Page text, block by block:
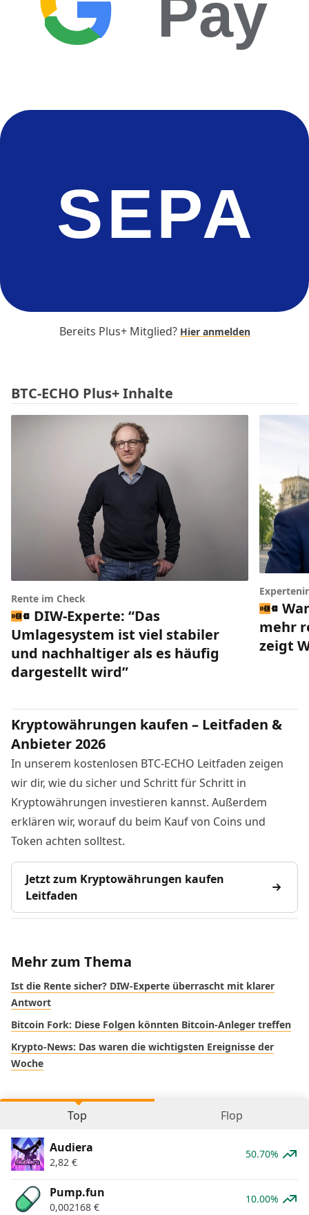
Pay
SEPA
Bereits Plus+ Mitglied? Hier anmelden
BTC-ECHO Plus+ Inhalte
Rente im Check
DIW-Experte: “Das
Umlagesystem ist viel stabiler
und nachhaltiger als es häufig
dargestellt wird”
mehr
zeigt
Kryptowährungen kaufen – Leitfaden &
Anbieter 2026
In unserem kostenlosen BTC-ECHO Leitfaden zeigen
wir dir, wie du sicher und Schritt für Schritt in
Kryptowährungen investieren kannst. Außerdem
erklären wir, worauf du beim Kauf von Coins und
Token achten solltest.
Jetzt zum Kryptowährungen kaufen
Leitfaden
Mehr zum Thema
Ist die Rente sicher? DIW-Experte überrascht mit klarer
Antwort
Bitcoin Fork: Diese Folgen könnten Bitcoin-Anleger treffen
Krypto-News: Das waren die wichtigsten Ereignisse der
Woche
Top Flop
Audiera
2,82 €
50.70%
Pump.fun
0,002168 €
10.00%